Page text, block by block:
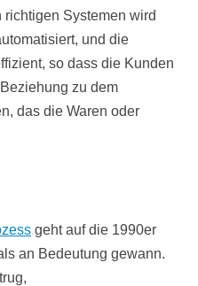
Systemen wird
und die
so dass die Kunden
zu dem
das die Waren oder
geht auf die 1990er
an Bedeutung gewann.